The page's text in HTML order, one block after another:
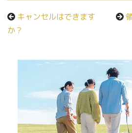
キャンセルはできます
か？